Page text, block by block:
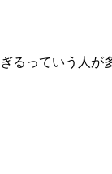
るっていう人が